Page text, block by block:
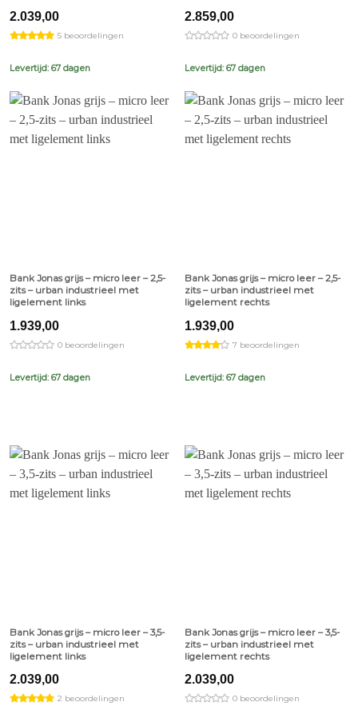
2.039,00
5 beoordelingen
Levertijd: 67 dagen
2.859,00
0 beoordelingen
Levertijd: 67 dagen
Bank Jonas grijs – micro leer – 2,5-
zits – urban industrieel met
ligelement links
1.939,00
0 beoordelingen
Levertijd: 67 dagen
Bank Jonas grijs – micro leer – 2,5-
zits – urban industrieel met
ligelement rechts
1.939,00
7 beoordelingen
Levertijd: 67 dagen
Bank Jonas grijs – micro leer – 3,5-
zits – urban industrieel met
ligelement links
2.039,00
2 beoordelingen
Bank Jonas grijs – micro leer – 3,5-
zits – urban industrieel met
ligelement rechts
2.039,00
0 beoordelingen